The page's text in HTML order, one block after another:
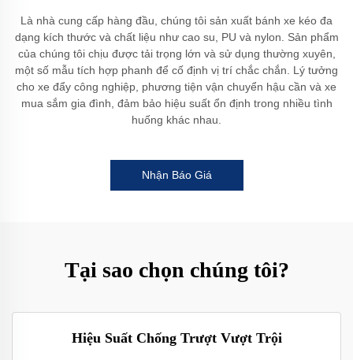
Là nhà cung cấp hàng đầu, chúng tôi sản xuất bánh xe kéo đa
dạng kích thước và chất liệu như cao su, PU và nylon. Sản phẩm
của chúng tôi chịu được tải trọng lớn và sử dụng thường xuyên,
một số mẫu tích hợp phanh để cố định vị trí chắc chắn. Lý tưởng
cho xe đẩy công nghiệp, phương tiện vận chuyển hậu cần và xe
mua sắm gia đình, đảm bảo hiệu suất ổn định trong nhiều tình
huống khác nhau.
Nhận Báo Giá
Tại sao chọn chúng tôi?
Hiệu Suất Chống Trượt Vượt Trội